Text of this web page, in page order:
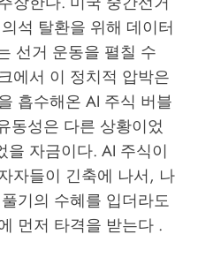
석 탈환을 위해 데이터
선거 운동을 펼칠 수
에서 이 정치적 압박은
흡수해온 AI 주식 버블
동성은 다른 상황이었
을 자금이다. AI 주식이
자들이 긴축에 나서, 나
기의 수혜를 입더라도
먼저 타격을 받는다 .